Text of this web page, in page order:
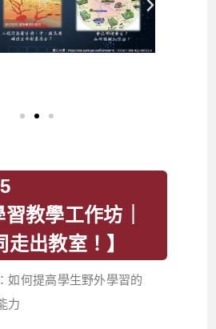
教學工作坊｜
出教室！】
如何提高學生野外學習的
力